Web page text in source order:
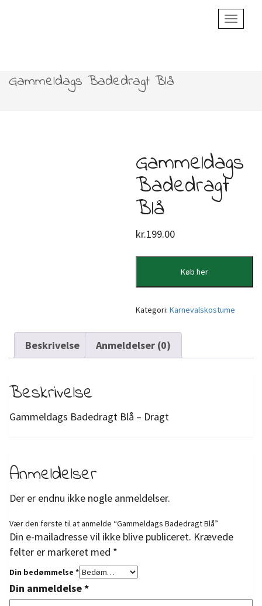
Toggle
Gammeldags Badedragt Blå
Gammeldags
Badedragt
Blå
kr.199.00
Køb her
Kategori:Karnevalskostume
Beskrivelse Anmeldelser (0)
Beskrivelse
Gammeldags Badedragt Blå – Dragt
Anmeldelser
Der er endnu ikke nogle anmeldelser.
Vær den første til at anmelde “Gammeldags Badedragt Blå”
Din e-mailadresse vil ikke blive publiceret. Krævede
felter er markeret med *
Din bedømmelse *
Din anmeldelse*